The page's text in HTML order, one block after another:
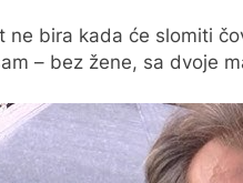
ne bira kada će slomiti
– bez žene, sa dvoje